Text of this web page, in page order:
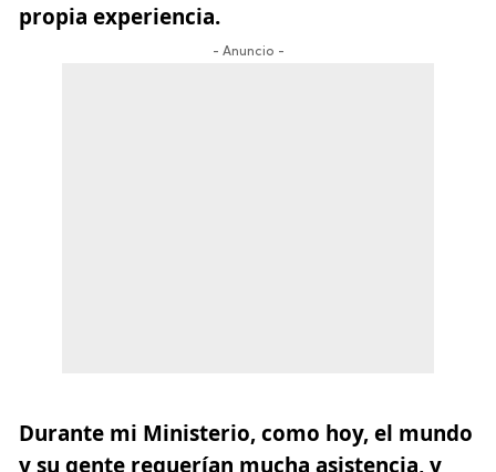
propia experiencia.
- Anuncio -
Durante mi Ministerio, como hoy, el mundo
y su gente requerían mucha asistencia, y